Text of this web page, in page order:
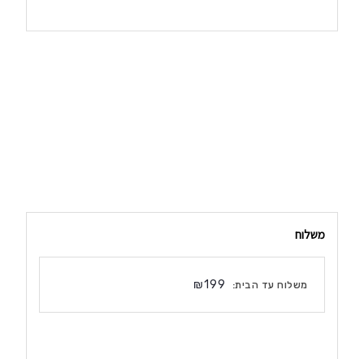
משלוח
משלוח עד הבית: 199
₪